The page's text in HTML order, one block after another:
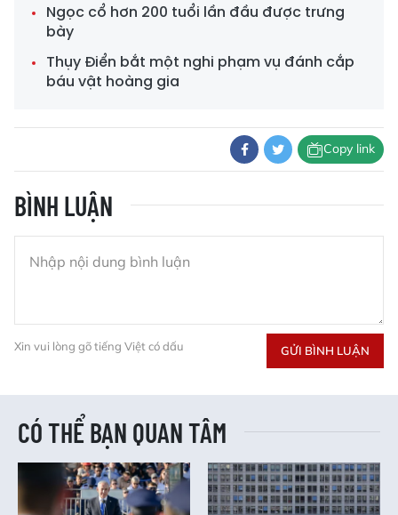
Ngọc cổ hơn 200 tuổi lần đầu được trưng
bày
Thụy Điển bắt một nghi phạm vụ đánh cắp
báu vật hoàng gia
Copy link
BÌNH LUẬN
Xin vui lòng gõ tiếng Việt có dấu GỬI BÌNH LUẬN
CÓ THỂ BẠN QUAN TÂM